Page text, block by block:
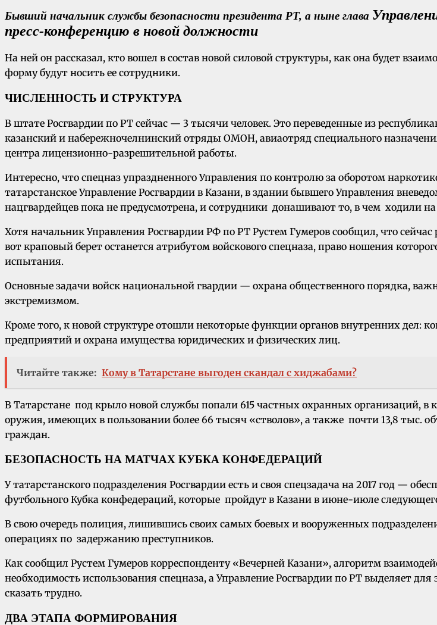
Бывший начальник службы безопасности президента РТ, а ныне глава
пресс-конференцию в новой должности
На ней он рассказал, кто вошел в состав новой силовой структуры, как она будет
форму будут носить ее сотрудники.
ЧИСЛЕННОСТЬ И СТРУКТУРА
В штате Росгвардии по РТ сейчас — 3 тысячи человек. Это переведенные из
казанский и набережночелнинский отряды ОМОН, авиаотряд специального
центра лицензионно-разрешительной работы.
Интересно, что спецназ упраздненного Управления по контролю за оборотом
татарстанское Управление Росгвардии в Казани, в здании бывшего Управления
нацгвардейцев пока не предусмотрена, и сотрудники донашивают то, в чем ходили
Хотя начальник Управления Росгвардии РФ по РТ Рустем Гумеров сообщил, что
вот краповый берет останется атрибутом войскового спецназа, право ношения
испытания.
Основные задачи войск национальной гвардии — охрана общественного порядка,
экстремизмом.
Кроме того, к новой структуре отошли некоторые функции органов внутренних дел:
предприятий и охрана имущества юридических и физических лиц.
Читайте также: Кому в Татарстане выгоден скандал с хиджабами?
В Татарстане под крыло новой службы попали 615 частных охранных организаций, в
оружия, имеющих в пользовании более 66 тысяч «стволов», а также почти 13,8 тыс.
граждан.
БЕЗОПАСНОСТЬ НА МАТЧАХ КУБКА КОНФЕДЕРАЦИЙ
У татарстанского подразделения Росгвардии есть и своя спецзадача на 2017 год —
футбольного Кубка конфедераций, которые пройдут в Казани в июне-июле
В свою очередь полиция, лишившись своих самых боевых и вооруженных
операциях по задержанию преступников.
Как сообщил Рустем Гумеров корреспонденту «Вечерней Казани», алгоритм
необходимость использования спецназа, а Управление Росгвардии по РТ выделяет
сказать трудно.
ДВА ЭТАПА ФОРМИРОВАНИЯ